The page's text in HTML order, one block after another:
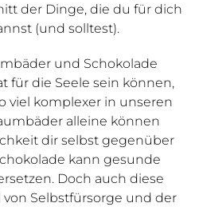
der Dinge, die du für dich
(und solltest).
und Schokolade
für die Seele sein können,
viel komplexer in unseren
alleine können
dir selbst gegenüber
kann gesunde
Doch auch diese
von Selbstfürsorge und der